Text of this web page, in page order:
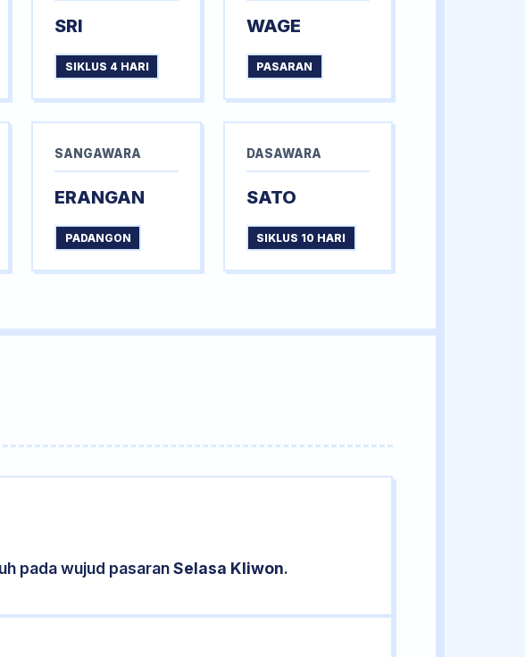
SRI
SIKLUS 4 HARI
WAGE
PASARAN
SANGAWARA
ERANGAN
PADANGON
DASAWARA
SATO
SIKLUS 10 HARI
pada wujud pasaranSelasa Kliwon.